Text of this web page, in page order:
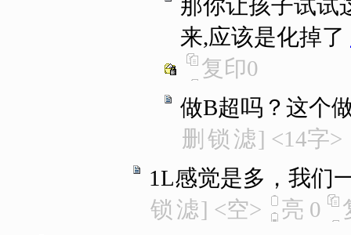
那你让孩子试试
来,应该是化掉了
复印0
做B超吗？这个
删 锁 滤] <14字>
1L感觉是多，我们
锁 滤] <空> 亮 0